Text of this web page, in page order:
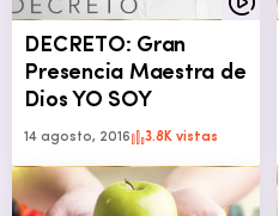
DECRETO: Gran
Presencia Maestra de
Dios YO SOY
14 agosto, 2016 3.8K vistas